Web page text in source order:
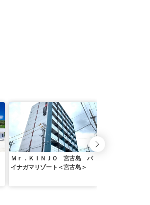
Ｍｒ．ＫＩＮＪＯ 宮古島 パ
イナガマリゾート＜宮古島＞